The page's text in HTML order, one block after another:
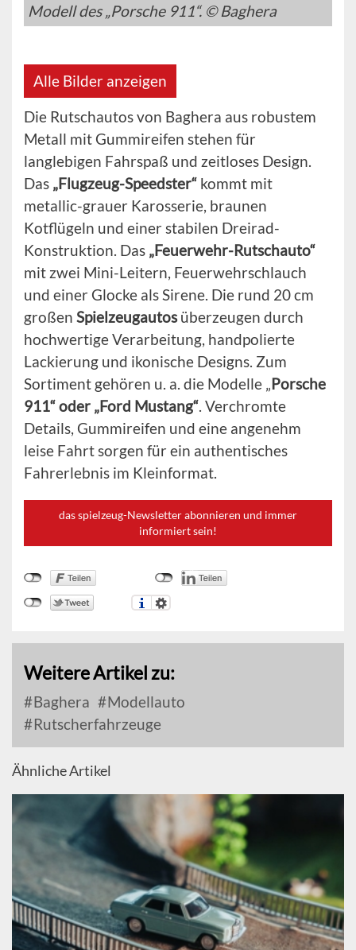
Modell des „Porsche 911“. © Baghera
Alle Bilder anzeigen
Die Rutschautos von Baghera aus robustem
Metall mit Gummireifen stehen für
langlebigen Fahrspaß und zeitloses Design.
Das „Flugzeug-Speedster“ kommt mit
metallic-grauer Karosserie, braunen
Kotflügeln und einer stabilen Dreirad-
Konstruktion. Das „Feuerwehr-Rutschauto“
mit zwei Mini-Leitern, Feuerwehrschlauch
und einer Glocke als Sirene. Die rund 20 cm
großen Spielzeugautosüberzeugen durch
hochwertige Verarbeitung, handpolierte
Lackierung und ikonische Designs. Zum
Sortiment gehören u. a. die Modelle „ Porsche
911“ oder „Ford Mustang“ . Verchromte
Details, Gummireifen und eine angenehm
leise Fahrt sorgen für ein authentisches
Fahrerlebnis im Kleinformat.
das spielzeug-Newsletter abonnieren und immer
informiert sein!
Weitere Artikel zu:
Baghera
Modellauto
Rutscherfahrzeuge
Ähnliche Artikel